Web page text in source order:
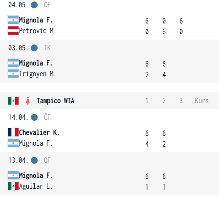
04.05.
Mignola F.
Petrovic M.
OF
6
0
0
6
6
0
03.05.
Mignola F.
Irigoyen M.
1K
6
2
6
4
Tampico WTA 1 2 3
Kurs
14.04.
Chevalier K.
Mignola F.
ČF
6
4
6
2
13.04.
Mignola F.
Aguilar L.
OF
6
1
6
1